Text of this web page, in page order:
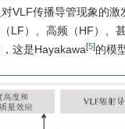
VLF传播导管现象的
LF）、高频（HF）、
这是Hayakawa[5]的模